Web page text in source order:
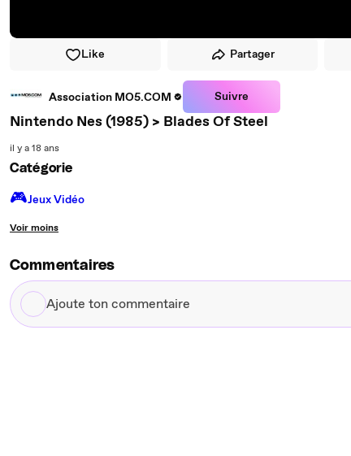
Like Partager
Association MO5.COM Suivre
Nintendo Nes (1985) > Blades Of Steel
il y a 18 ans
Catégorie
🎮️Jeux Vidéo
Voir moins
Commentaires
Ajoute
ton